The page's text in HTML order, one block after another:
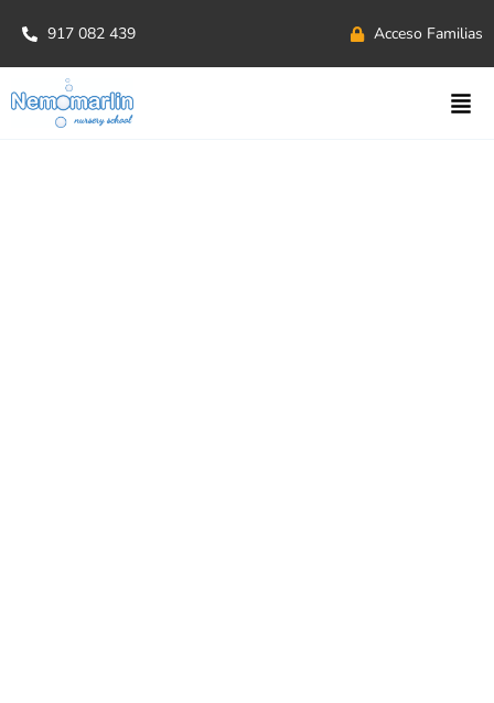
917 082 439 Acceso Familias